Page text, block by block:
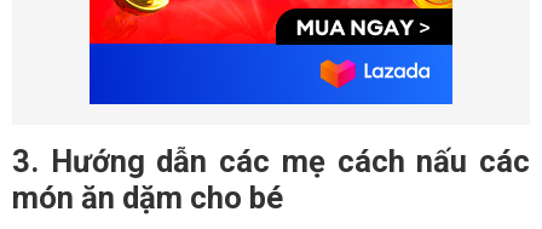
3. Hướng dẫn các mẹ cách nấu các
món ăn dặm cho bé